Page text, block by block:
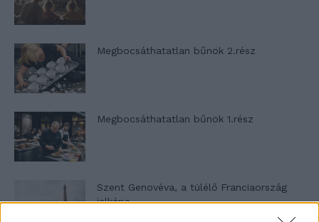
Megbocsáthatatlan bűnök 2.rész
Megbocsáthatatlan bűnök 1.rész
Szent Genovéva, a túlélő Franciaország
jelképe